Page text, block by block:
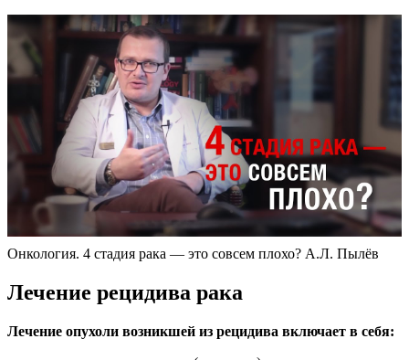
Онкология. 4 стадия рака — это совсем плохо? А.Л. Пылёв
Лечение рецидива рака
Лечение опухоли возникшей из рецидива включает в себя: